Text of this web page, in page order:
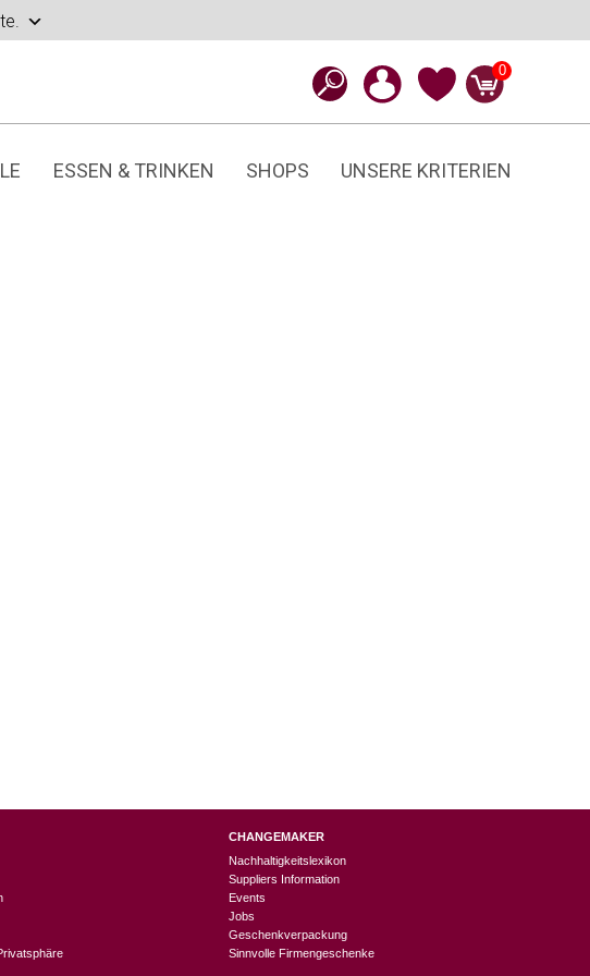
0
ESSEN & TRINKEN SHOPS UNSERE KRITERIEN
CHANGEMAKER
Nachhaltigkeitslexikon
Suppliers Information
Events
Jobs
Geschenkverpackung
Sinnvolle Firmengeschenke